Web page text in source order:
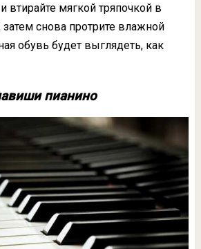
втирайте мягкой тряпочкой в
затем снова протрите влажной
обувь будет выглядеть, как
пианино